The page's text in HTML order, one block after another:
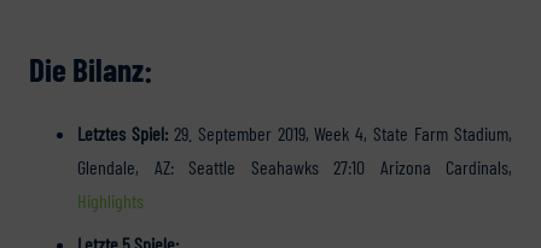
Die Bilanz:
Letztes Spiel: 29. September 2019, Week 4, State Farm Stadium,
Glendale, AZ: Seattle Seahawks 27:10 Arizona Cardinals,
Highlights
Letzte 5 Spiele: